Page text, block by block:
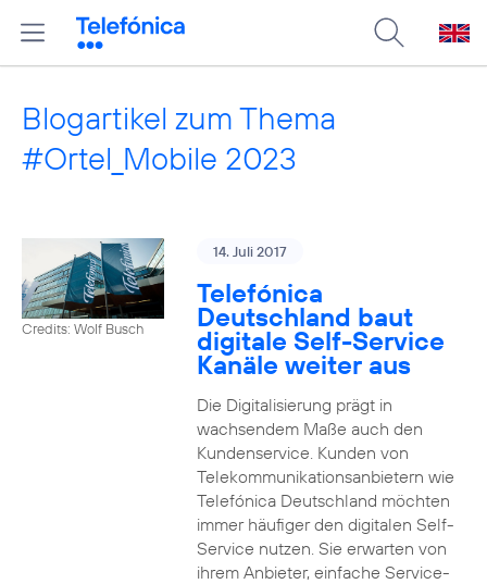
Blogartikel zum Thema
#Ortel_Mobile 2023
Credits: Wolf Busch
14. Juli 2017
Telefónica
Deutschland baut
digitale Self-Service
Kanäle weiter aus
Die Digitalisierung prägt in
wachsendem Maße auch den
Kundenservice. Kunden von
Telekommunikationsanbietern wie
Telefónica Deutschland möchten
immer häufiger den digitalen Self-
Service nutzen. Sie erwarten von
ihrem Anbieter, einfache Service-